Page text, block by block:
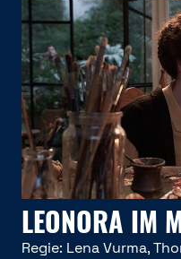
LEONORA IM
Regie: Lena Vurma,